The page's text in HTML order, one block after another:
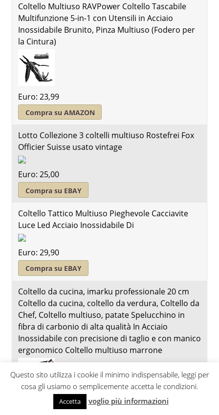
Coltello Multiuso RAVPower Coltello Tascabile
Multifunzione 5-in-1 con Utensili in Acciaio
Inossidabile Brunito, Pinza Multiuso (Fodero per
la Cintura)
Euro: 23,99
Compra su AMAZON
Lotto Collezione 3 coltelli multiuso Rostefrei Fox
Officier Suisse usato vintage
Euro: 25,00
Compra su EBAY
Coltello Tattico Multiuso Pieghevole Cacciavite
Luce Led Acciaio Inossidabile Di
Euro: 29,90
Compra su EBAY
Coltello da cucina, imarku professionale 20 cm
Coltello da cucina, coltello da verdura, Coltello da
Chef, Coltello multiuso, patate Spelucchino in
fibra di carbonio di alta qualità In Acciaio
Inossidabile con precisione di taglio e con manico
ergonomico Coltello multiuso marrone
Questo sito utilizza i cookie il minimo indispensabile, leggi per
cosa gli usiamo o semplicemente accetta le condizioni.
Accetta voglio più informazioni